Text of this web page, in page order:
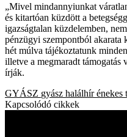
„Mivel mindannyiunkat
és kitartóan küzdött a
igazságtalan küzdelemben,
pénzügyi szempontból akarata
hét múlva tájékoztatunk
illetve a megmaradt támogatás
írják.
GYÁSZ gyász halálhír énekes
Kapcsolódó cikkek